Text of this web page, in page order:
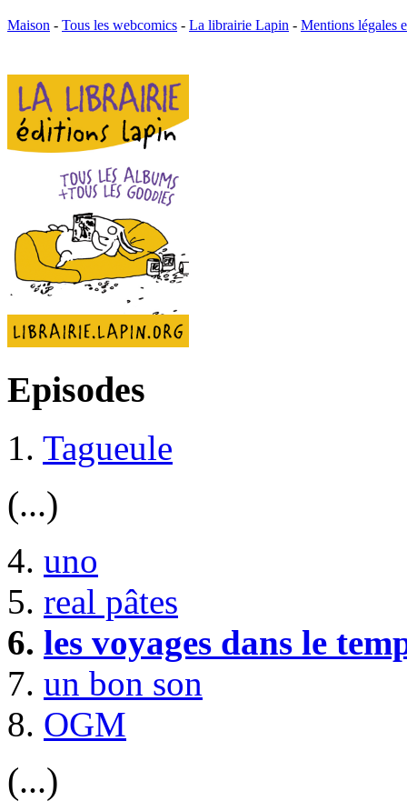
Maison - Tous les webcomics - La librairie Lapin - Mentions légales
Episodes
1. Tagueule
(...)
4. uno
5. real pâtes
6. les voyages dans le
7. un bon son
8. OGM
(...)